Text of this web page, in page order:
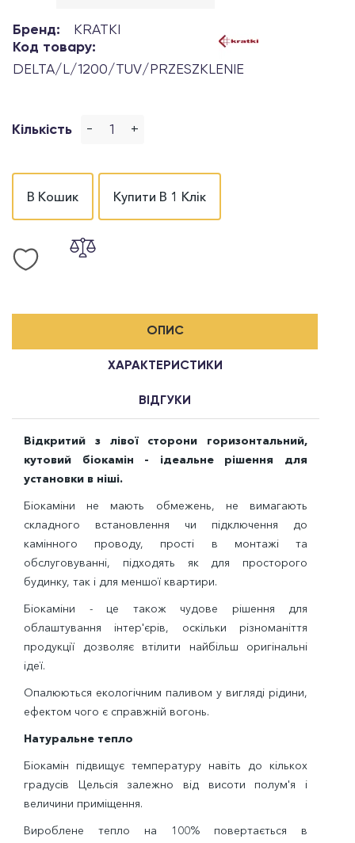
Бренд:
KRATKI
Код товару:
DELTA/L/1200/TUV/PRZESZKLENIE
Кількість - +
В Кошик Купити В 1 Клік
ОПИС
ХАРАКТЕРИСТИКИ
ВІДГУКИ
Відкритий з лівої сторони горизонтальний,
кутовий біокамін - ідеальне рішення для
установки в ніші.
Біокаміни не мають обмежень, не вимагають
складного встановлення чи підключення до
камінного проводу, прості в монтажі та
обслуговуванні, підходять як для просторого
будинку, так і для меншої квартири.
Біокаміни - це також чудове рішення для
облаштування інтер'єрів, оскільки різноманіття
продукції дозволяє втілити найбільш оригінальні
ідеї.
Опалюються екологічним паливом у вигляді рідини,
ефектом чого є справжній вогонь.
Натуральне тепло
Біокамін підвищує температуру навіть до кількох
градусів Цельсія залежно від висоти полум'я і
величини приміщення.
Вироблене тепло на 100% повертається в